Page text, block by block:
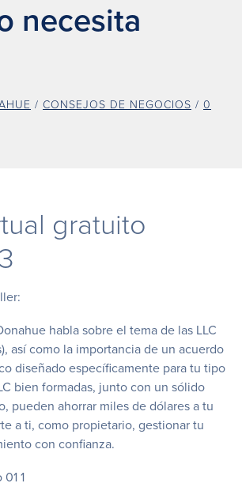
necesita
/ CONSEJOS DE NEGOCIOS / 0
gratuito
habla sobre el tema de las LLC
así como la importancia de un acuerdo
diseñado específicamente para tu tipo
bien formadas, junto con un sólido
pueden ahorrar miles de dólares a tu
a ti, como propietario, gestionar tu
con confianza.